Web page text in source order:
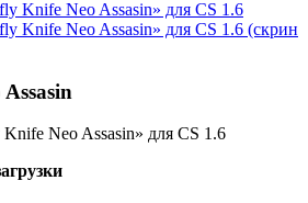
Neo Assasin» для CS 1.6